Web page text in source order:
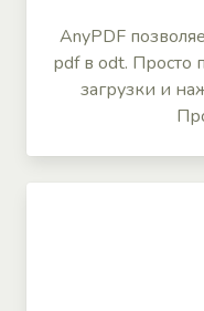
AnyPDF
pdf в odt. Просто
загрузки и